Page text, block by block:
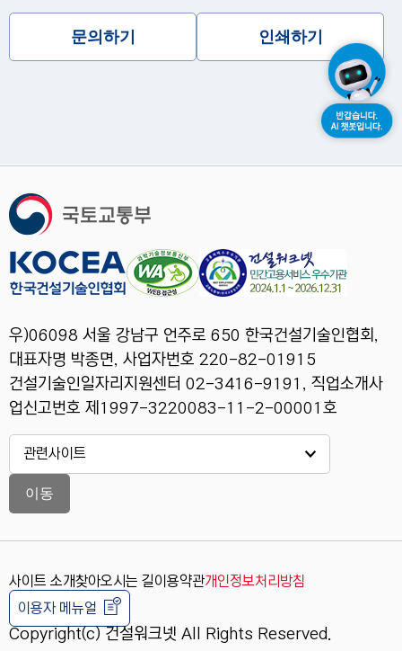
문의하기 인쇄하기
우)06098 서울 강남구 언주로 650 한국건설기술인협회,
대표자명 박종면, 사업자번호 220-82-01915
건설기술인일자리지원센터 02-3416-9191, 직업소개사
업신고번호 제1997-3220083-11-2-00001호
이동
사이트 소개찾아오시는 길이용약관개인정보처리방침
이용자 메뉴얼
Copyright(c) 건설워크넷 All Rights Reserved.